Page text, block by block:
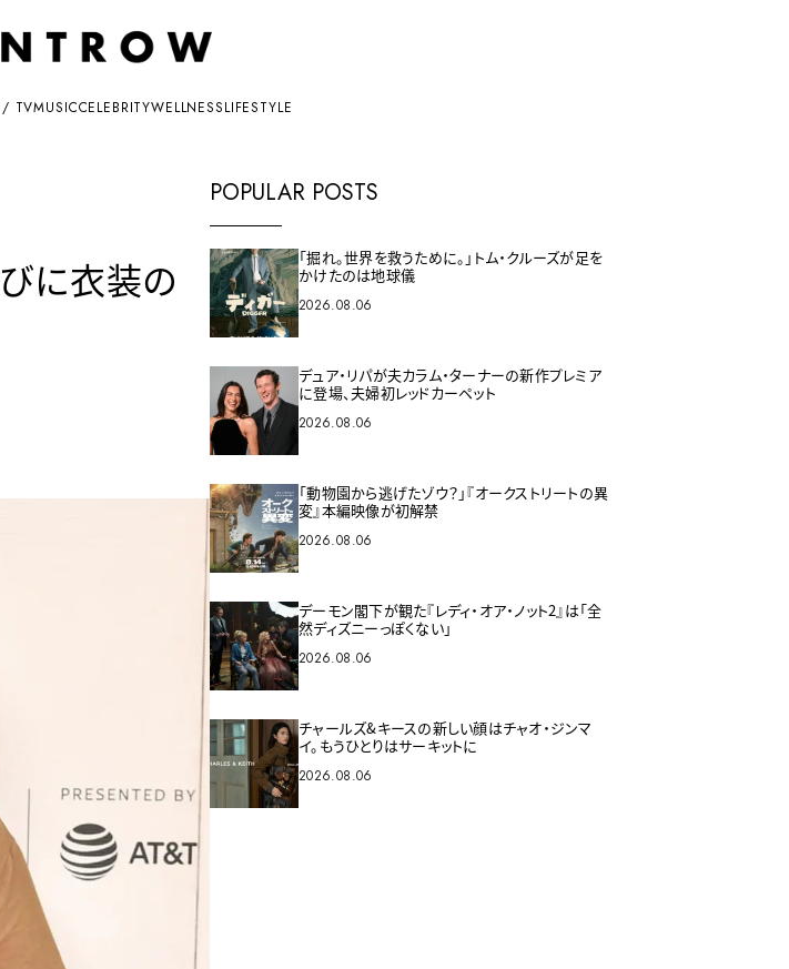
/ TVMUSICCELEBRITYWELLNESSLIFESTYLE
に衣装の
POPULAR POSTS
「掘れ。世界を救うために。」トム・クルーズが足を
かけたのは地球儀
2026.08.06
デュア・リパが夫カラム・ターナーの新作プレミア
に登場、夫婦初レッドカーペット
2026.08.06
「動物園から逃げたゾウ？」『オークストリートの異
変』本編映像が初解禁
2026.08.06
デーモン閣下が観た『レディ・オア・ノット2』は「全
然ディズニーっぽくない」
2026.08.06
チャールズ&キースの新しい顔はチャオ・ジンマ
イ。もうひとりはサーキットに
2026.08.06